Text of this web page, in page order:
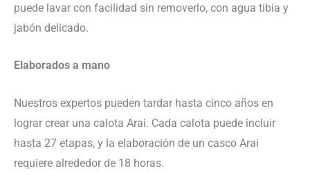
puede lavar con facilidad sin removerlo, con agua tibia y
jabón delicado.
Elaborados a mano
Nuestros expertos pueden tardar hasta cinco años en
lograr crear una calota Arai. Cada calota puede incluir
hasta 27 etapas, y la elaboración de un casco Arai
requiere alrededor de 18 horas.